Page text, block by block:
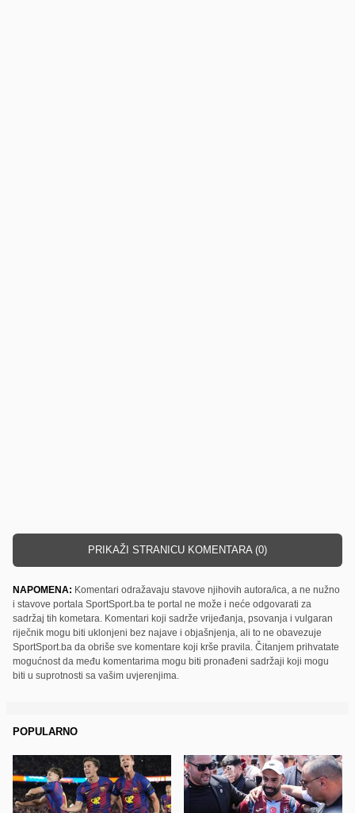
PRIKAŽI STRANICU KOMENTARA (0)
NAPOMENA: Komentari odražavaju stavove njihovih autora/ica, a ne nužno
i stavove portala SportSport.ba te portal ne može i neće odgovarati za
sadržaj tih kometara. Komentari koji sadrže vrijeđanja, psovanja i vulgaran
riječnik mogu biti uklonjeni bez najave i objašnjenja, ali to ne obavezuje
SportSport.ba da obriše sve komentare koji krše pravila. Čitanjem prihvatate
mogućnost da među komentarima mogu biti pronađeni sadržaji koji mogu
biti u suprotnosti sa vašim uvjerenjima.
POPULARNO